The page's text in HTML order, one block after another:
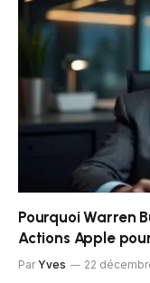
Pourquoi Warren
Actions Apple
Par Yves 22